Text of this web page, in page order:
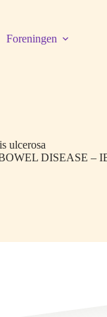
Foreningen
ulcerosa
DISEASE –